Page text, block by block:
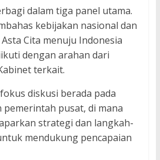
dalam tiga panel utama.
kebijakan nasional dan
Cita menuju Indonesia
dengan arahan dari
terkait.
diskusi berada pada
pusat, di mana
strategi dan langkah-
mendukung pencapaian